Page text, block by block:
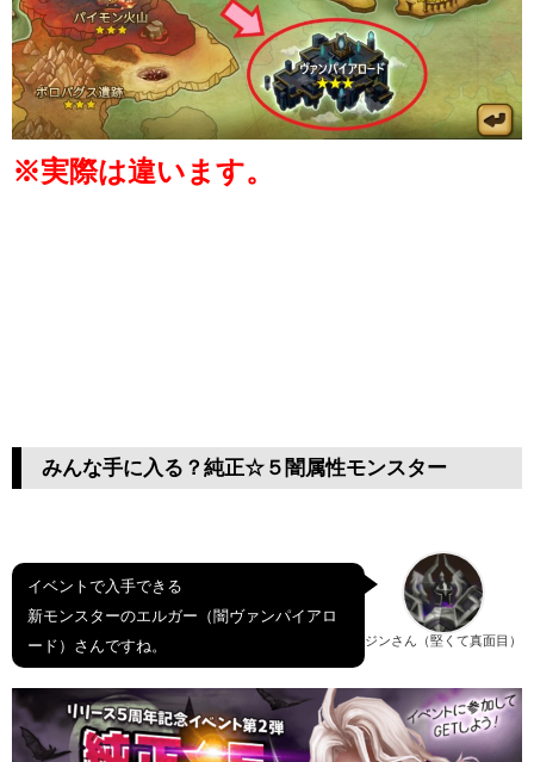
※実際は違います。
みんな手に入る？純正☆５闇属性モンスター
ジンさん（堅くて真面目）
イベントで入手できる
新モンスターのエルガー（闇ヴァンパイアロ
ード）さんですね。